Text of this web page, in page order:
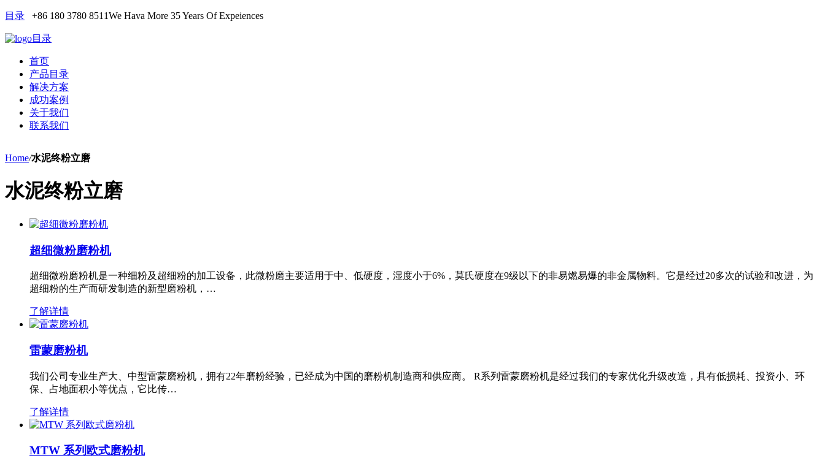
目录 +86 180 3780 8511We Hava More 35 Years Of Expeiences
目录
首页
产品目录
解决方案
成功案例
关于我们
联系我们
Home/水泥终粉立磨
水泥终粉立磨
超细微粉磨粉机
超细微粉磨粉机是一种细粉及超细粉的加工设备，此微粉磨主要适用于中、低硬度，湿度小于6%，莫氏硬度在9级以下的非易燃易爆的非金属物料。它是经过20多次的试验和改进，为
超细粉的生产而研发制造的新型磨粉机，…
了解详情
雷蒙磨粉机
我们公司专业生产大、中型雷蒙磨粉机，拥有22年磨粉经验，已经成为中国的磨粉机制造商和供应商。 R系列雷蒙磨粉机是经过我们的专家优化升级改造，具有低损耗、投资小、环
保、占地面积小等优点，它比传…
了解详情
MTW 系列欧式磨粉机